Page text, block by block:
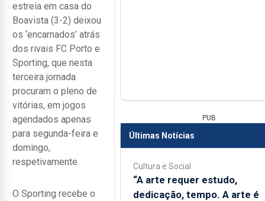
estreia em casa do
Boavista (3-2) deixou
os ‘encarnados’ atrás
dos rivais FC Porto e
Sporting, que nesta
terceira jornada
procuram o pleno de
vitórias, em jogos
agendados apenas
para segunda-feira e
domingo,
respetivamente.
O Sporting recebe o
PUB
Últimas Notícias
Cultura e Social
“A arte requer estudo,
dedicação, tempo. A arte é